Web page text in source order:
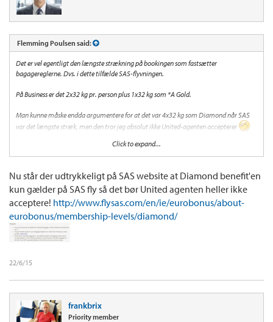
Flemming Poulsen said:
Det er vel egentligt den længste strækning på bookingen som fastsætter
bagagereglerne. Dvs. i dette tilfælde SAS-flyvningen.
På Business er det 2x32 kg pr. person plus 1x32 kg som *A Gold.
Man kunne måske endda argumentere for at det var 4x32 kg som Diamond når SAS
var det længste stræk, men den tror jeg absolut ikke United-agenten accepterer
Som nævnt tidligere, så er der stor forskel på hvordan det håndteres af specielt United-
ansatte. De er kendt for ofte at opkræve betaling når man tjekker ind hos dem.
tilbage af SAS efterfølgende.
Click to expand...
Nu står der udtrykkeligt på SAS website at Diamond benefit'en
kun gælder på SAS fly så det bør United agenten heller ikke
acceptere! http://www.flysas.com/en/ie/eurobonus/about-
eurobonus/membership-levels/diamond/
22/6/15
frankbrix
Priority member